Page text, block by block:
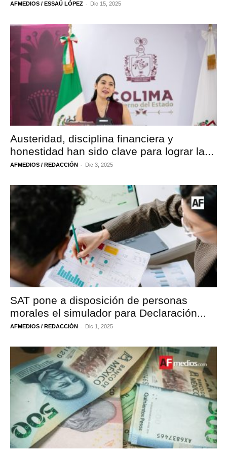
AFMEDIOS / ESSAÚ LÓPEZ - Dic 15, 2025
Austeridad, disciplina financiera y
honestidad han sido clave para lograr la...
AFMEDIOS / REDACCIÓN - Dic 3, 2025
SAT pone a disposición de personas
morales el simulador para Declaración...
AFMEDIOS / REDACCIÓN - Dic 1, 2025